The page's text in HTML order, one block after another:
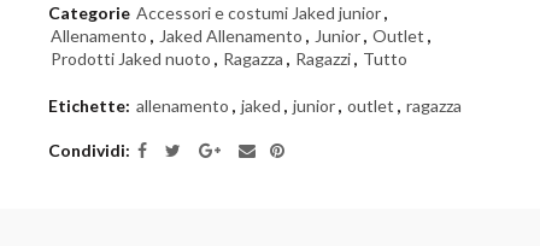
Categorie Accessori e costumi Jaked junior,
Allenamento , Jaked Allenamento , Junior, Outlet ,
Prodotti Jaked nuoto , Ragazza , Ragazzi, Tutto
Etichette: allenamento , jaked , junior, outlet , ragazza
Condividi